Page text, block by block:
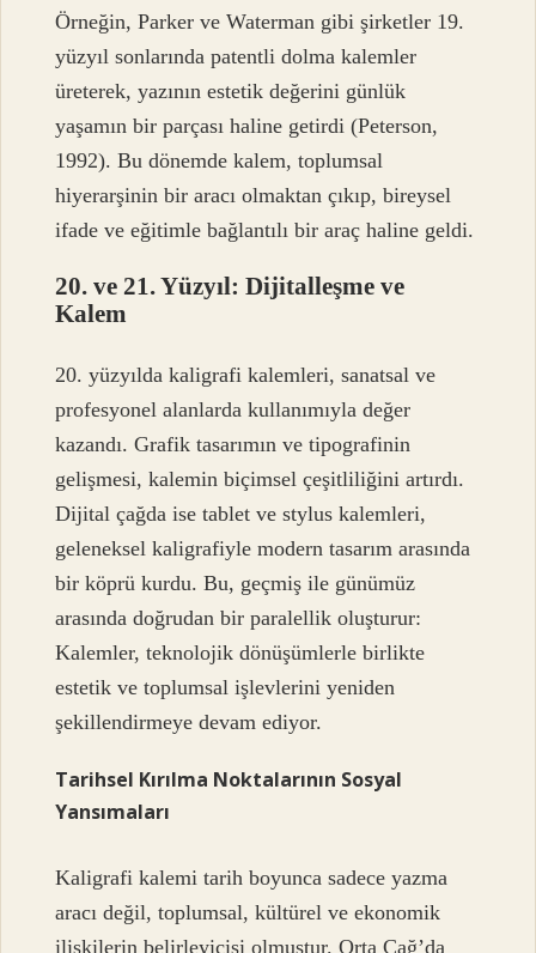
Örneğin, Parker ve Waterman gibi şirketler 19.
yüzyıl sonlarında patentli dolma kalemler
üreterek, yazının estetik değerini günlük
yaşamın bir parçası haline getirdi (Peterson,
1992). Bu dönemde kalem, toplumsal
hiyerarşinin bir aracı olmaktan çıkıp, bireysel
ifade ve eğitimle bağlantılı bir araç haline geldi.
20. ve 21. Yüzyıl: Dijitalleşme ve
Kalem
20. yüzyılda kaligrafi kalemleri, sanatsal ve
profesyonel alanlarda kullanımıyla değer
kazandı. Grafik tasarımın ve tipografinin
gelişmesi, kalemin biçimsel çeşitliliğini artırdı.
Dijital çağda ise tablet ve stylus kalemleri,
geleneksel kaligrafiyle modern tasarım arasında
bir köprü kurdu. Bu, geçmiş ile günümüz
arasında doğrudan bir paralellik oluşturur:
Kalemler, teknolojik dönüşümlerle birlikte
estetik ve toplumsal işlevlerini yeniden
şekillendirmeye devam ediyor.
Tarihsel Kırılma Noktalarının Sosyal
Yansımaları
Kaligrafi kalemi tarih boyunca sadece yazma
aracı değil, toplumsal, kültürel ve ekonomik
ilişkilerin belirleyicisi olmuştur. Orta Çağ’da